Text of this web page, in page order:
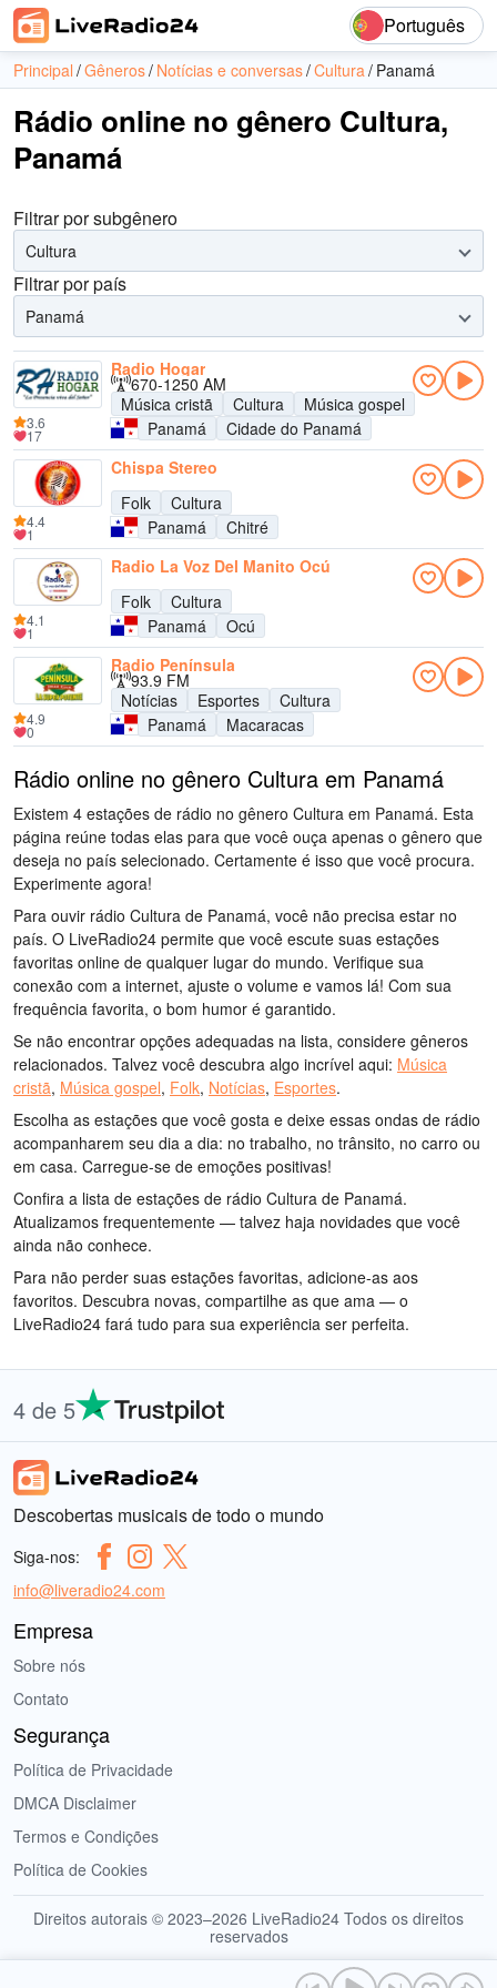
Português
Principal Gêneros Notícias e conversas Cultura Panamá
Rádio online no gênero Cultura,
Panamá
Filtrar por subgênero
Cultura
Filtrar por país
Panamá
Radio Hogar
670-1250 AM
Música cristã
Cultura
Música gospel
Panamá
Cidade do Panamá
3.6
17
Chispa Stereo
Folk
Cultura
Panamá
Chitré
4.4
1
Radio La Voz Del Manito Ocú
Folk
Cultura
Panamá
Ocú
4.1
1
Radio Península
93.9 FM
Notícias
Esportes
Cultura
Panamá
Macaracas
4.9
0
Rádio online no gênero Cultura em Panamá
Existem 4 estações de rádio no gênero Cultura em Panamá. Esta
página reúne todas elas para que você ouça apenas o gênero que
deseja no país selecionado. Certamente é isso que você procura.
Experimente agora!
Para ouvir rádio Cultura de Panamá, você não precisa estar no
país. O LiveRadio24 permite que você escute suas estações
favoritas online de qualquer lugar do mundo. Verifique sua
conexão com a internet, ajuste o volume e vamos lá! Com sua
frequência favorita, o bom humor é garantido.
Se não encontrar opções adequadas na lista, considere gêneros
relacionados. Talvez você descubra algo incrível aqui: Música
cristã, Música gospel, Folk, Notícias, Esportes.
Escolha as estações que você gosta e deixe essas ondas de rádio
acompanharem seu dia a dia: no trabalho, no trânsito, no carro ou
em casa. Carregue-se de emoções positivas!
Confira a lista de estações de rádio Cultura de Panamá.
Atualizamos frequentemente — talvez haja novidades que você
ainda não conhece.
Para não perder suas estações favoritas, adicione-as aos
favoritos. Descubra novas, compartilhe as que ama — o
LiveRadio24 fará tudo para sua experiência ser perfeita.
4 de 5
Descobertas musicais de todo o mundo
Siga-nos:
info@liveradio24.com
Empresa
Sobre nós
Contato
Segurança
Política de Privacidade
DMCA Disclaimer
Termos e Condições
Política de Cookies
Direitos autorais © 2023–2026 LiveRadio24 Todos os direitos
reservados